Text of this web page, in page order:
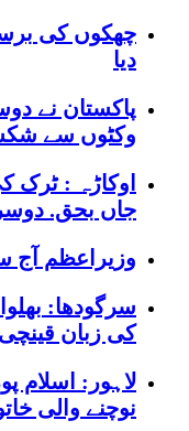
چھکوں کی
دیا
وکٹوں سے
اوکاڑہ : ٹرک
جاں بحق.
وزیراعظم آج
سرگودھا:
کی زبان
لاہور: اسلام
نوچنے والی